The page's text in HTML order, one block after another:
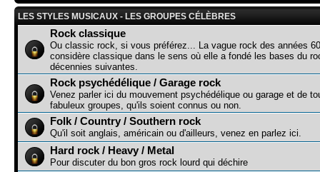
LES STYLES MUSICAUX - LES GROUPES CÉLÈBRES
Rock classique
Ou classic rock, si vous préférez... La vague rock des années
considère classique dans le sens où elle a fondé les bases du
décennies suivantes.
Rock psychédélique / Garage rock
Venez parler ici du mouvement psychédélique ou garage et de
fabuleux groupes, qu'ils soient connus ou non.
Folk / Country / Southern rock
Qu'il soit anglais, américain ou d'ailleurs, venez en parlez ici.
Hard rock / Heavy / Metal
Pour discuter du bon gros rock lourd qui déchire